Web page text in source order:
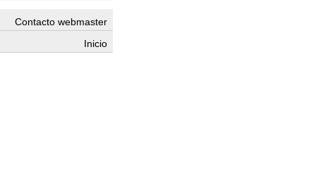
Contacto webmaster
Inicio